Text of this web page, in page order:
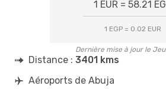
1 EUR = 58.21
1 EGP = 0.02 EUR
Dernière mise à jour le
Distance : 3401 kms
Aéroports de Abuja